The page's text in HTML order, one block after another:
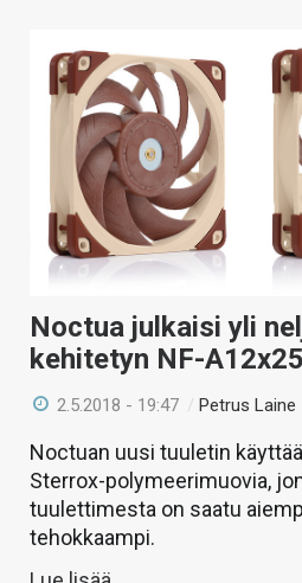
Noctua julkaisi yli
kehitetyn NF-
2.5.2018 - 19:47 /Petrus Laine
Noctuan uusi tuuletin
Sterrox-polymeerimuovia,
tuulettimesta on saatu
tehokkaampi.